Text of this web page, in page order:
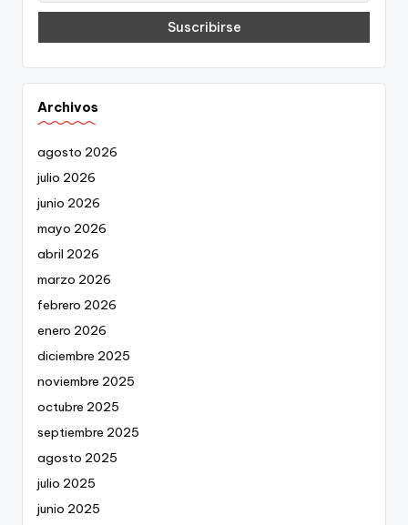
Archivos
agosto 2026
julio 2026
junio 2026
mayo 2026
abril 2026
marzo 2026
febrero 2026
enero 2026
diciembre 2025
noviembre 2025
octubre 2025
septiembre 2025
agosto 2025
julio 2025
junio 2025